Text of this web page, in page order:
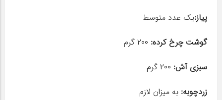
پیاز:یک عدد متوسط
گوشت‌ چرخ ‌کرده:
سبزی ‌آش: ۲۰۰ گرم
زردچوبه: به‌ میزان ‌لازم